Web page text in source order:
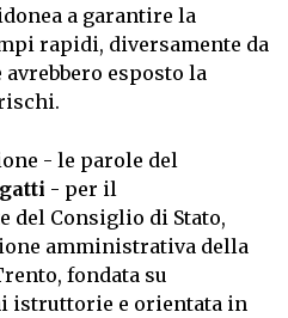
a garantire la
rapidi, diversamente da
esposto la
- le parole del
- per il
del Consiglio di Stato,
amministrativa della
fondata su
istruttorie e orientata in